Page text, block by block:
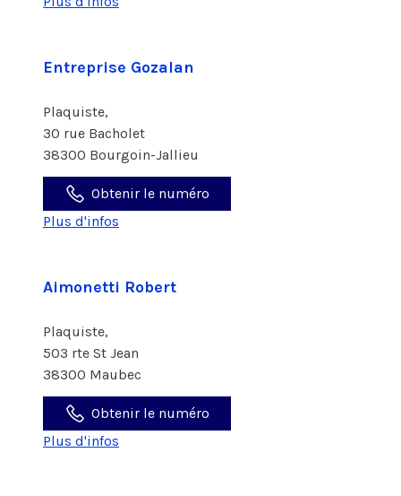
Entreprise Gozalan
Plaquiste,
30 rue Bacholet
38300 Bourgoin-Jallieu
Obtenir le numéro
Plus d'infos
Aimonetti Robert
Plaquiste,
503 rte St Jean
38300 Maubec
Obtenir le numéro
Plus d'infos